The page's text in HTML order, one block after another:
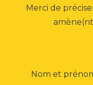
Merci de